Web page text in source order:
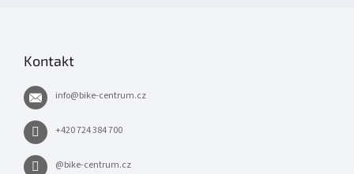
Kontakt
info@bike-centrum.cz
+420 724 384 700
@bike-centrum.cz